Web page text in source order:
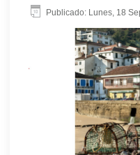
Publicado: Lunes, 18